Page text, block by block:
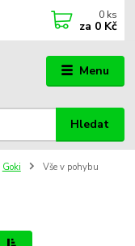
Menu
Hledat
0 ks
za 0 Kč
Goki Vše v pohybu